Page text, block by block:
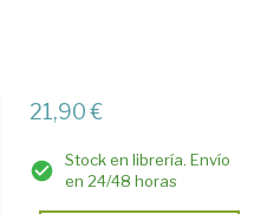
21,90 €
Stock en librería. Envío
en 24/48 horas